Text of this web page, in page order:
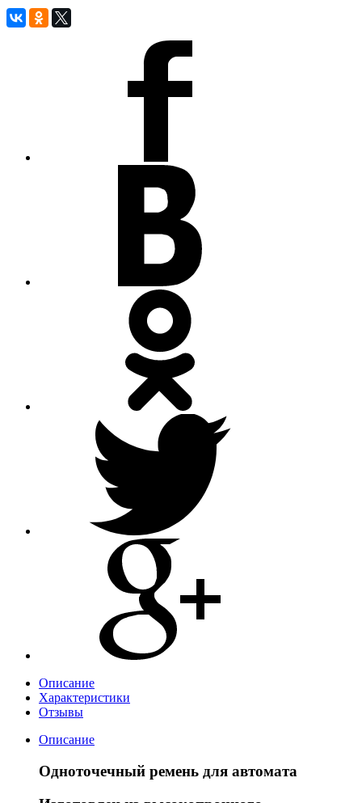
Описание
Характеристики
Отзывы
Описание
Одноточечный ремень для автомата